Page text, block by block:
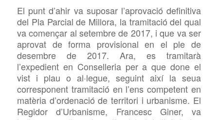
El punt d’ahir va suposar l’aprovació definitiva
del Pla Parcial de Millora, la tramitació del qual
va començar al setembre de 2017, i que va ser
aprovat de forma provisional en el ple de
desembre de 2017. Ara, es tramitarà
l’expedient en Conselleria per a que done el
vist i plau o al·legue, seguint així la seua
corresponent tramitació en l’ens competent en
matèria d’ordenació de territori i urbanisme. El
Regidor d’Urbanisme, Francesc Giner, va